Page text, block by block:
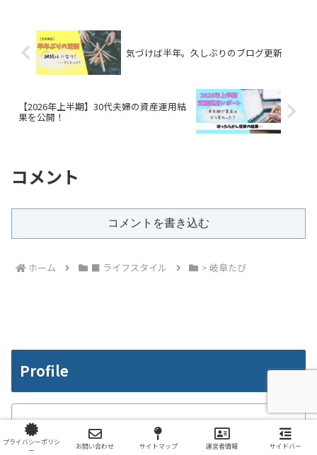
気づけば半年。久しぶりのブログ更新
【2026年上半期】30代夫婦の資産運用結
果を公開！
コメント
コメントを書き込む
ホーム ■ ライフスタイル > 岐阜たび
Profile
サイドFIRE目指してる30代男性
プライバシーポリシ
ー
お問い合わせ サイトマップ 運営者情報 サイドバー